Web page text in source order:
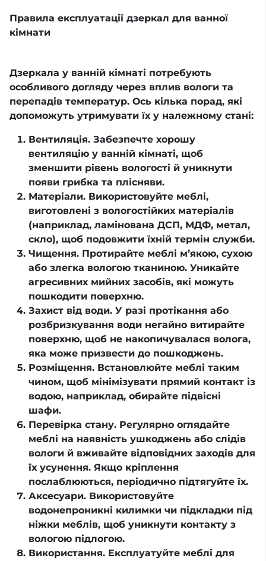
Правила експлуатації дзеркал для ванної
кімнати
Дзеркала у ванній кімнаті потребують
особливого догляду через вплив вологи та
перепадів температур. Ось кілька порад, які
допоможуть утримувати їх у належному стані:
Вентиляція. Забезпечте хорошу
вентиляцію у ванній кімнаті, щоб
зменшити рівень вологості й уникнути
появи грибка та плісняви.
Матеріали. Використовуйте меблі,
виготовлені з вологостійких матеріалів
(наприклад, ламінована ДСП, МДФ, метал,
скло), щоб подовжити їхній термін служби.
Чищення. Протирайте меблі м’якою, сухою
або злегка вологою тканиною. Уникайте
агресивних мийних засобів, які можуть
пошкодити поверхню.
Захист від води. У разі протікання або
розбризкування води негайно витирайте
поверхню, щоб не накопичувалася волога,
яка може призвести до пошкоджень.
Розміщення. Встановлюйте меблі таким
чином, щоб мінімізувати прямий контакт із
водою, наприклад, обирайте підвісні
шафи.
Перевірка стану. Регулярно оглядайте
меблі на наявність ушкоджень або слідів
вологи й вживайте відповідних заходів для
їх усунення. Якщо кріплення
послаблюються, періодично підтягуйте їх.
Аксесуари. Використовуйте
водонепроникні килимки чи підкладки під
ніжки меблів, щоб уникнути контакту з
вологою підлогою.
Використання. Експлуатуйте меблі для